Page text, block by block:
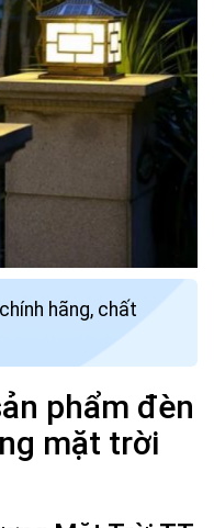
chính hãng, chất
phẩm đèn
mặt trời